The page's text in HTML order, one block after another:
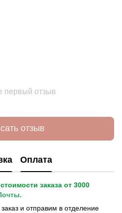
первый отзыв
отзыв
Оплата
заказа от 3000
и отправим в отделение